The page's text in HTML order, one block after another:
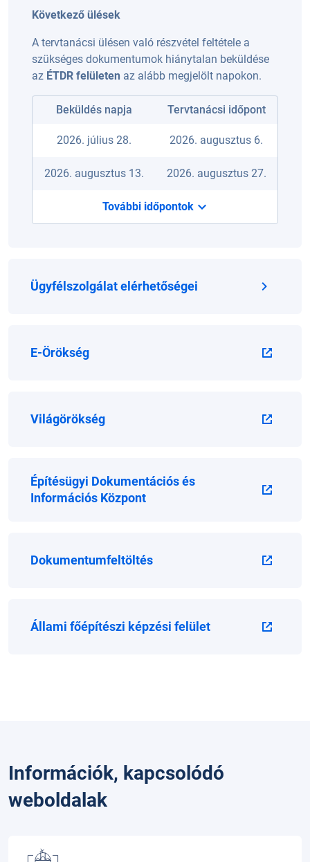
Következő ülések
A tervtanácsi ülésen való részvétel feltétele a
szükséges dokumentumok hiánytalan beküldése
az ÉTDR felületen az alább megjelölt napokon.
Beküldés napja Tervtanácsi időpont
2026. július 28. 2026. augusztus 6.
2026. augusztus 13. 2026. augusztus 27.
További időpontok
Ügyfélszolgálat elérhetőségei
E-Örökség
Világörökség
Építésügyi Dokumentációs és
Információs Központ
Dokumentumfeltöltés
Állami főépítészi képzési felület
Információk, kapcsolódó
weboldalak